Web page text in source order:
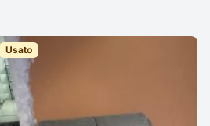
Usato